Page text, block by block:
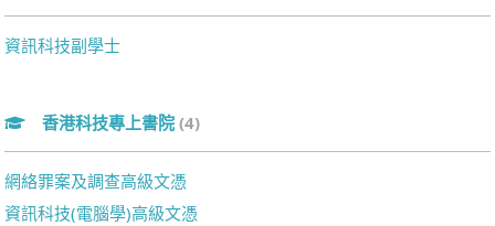
資訊科技副學士
香港科技專上書院 (4)
網絡罪案及調查高級文憑
資訊科技(電腦學)高級文憑